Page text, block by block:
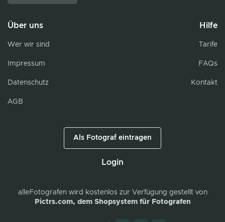
Über uns
Wer wir sind
Impressum
Datenschutz
AGB
Hilfe
Tarife
FAQs
Kontakt
Als Fotograf eintragen
Login
alleFotografenwird kostenlos zur Verfügung gestellt von
Pictrs.com, dem Shopsystem für Fotografen